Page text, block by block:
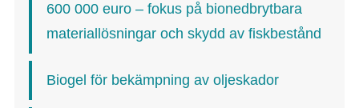
600 000 euro – fokus på bionedbrytbara
materiallösningar och skydd av fiskbestånd
Biogel för bekämpning av oljeskador